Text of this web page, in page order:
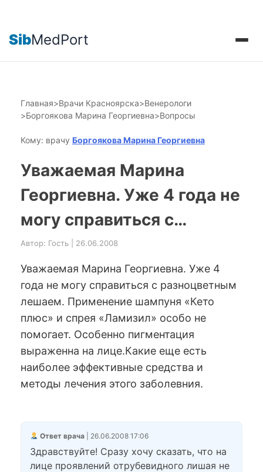
SibMedPort
Главная>Врачи Красноярска>Венерологи
>Боргоякова Марина Георгиевна>Вопросы
Кому: врачу Боргоякова Марина Георгиевна
Уважаемая Марина
Георгиевна. Уже 4 года не
могу справиться с…
Автор: Гость | 26.06.2008
Уважаемая Марина Георгиевна. Уже 4
года не могу справиться с разноцветным
лешаем. Применение шампуня «Кето
плюс» и спрея «Ламизил» особо не
помогает. Особенно пигментация
выраженна на лице.Какие еще есть
наиболее эффективные средства и
методы лечения этого заболевния.
Ответ врача| 26.06.2008 17:06
Здравствуйте! Сразу хочу сказать, что на
лице проявлений отрубевидного лишая не